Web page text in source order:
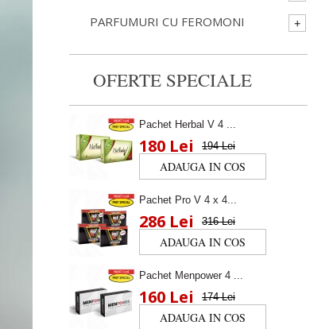
PARFUMURI CU FEROMONI
OFERTE SPECIALE
Pachet Herbal V 4 ...
180 Lei 194 Lei
Pachet Pro V 4 x 4...
286 Lei 316 Lei
Pachet Menpower 4 ...
160 Lei 174 Lei